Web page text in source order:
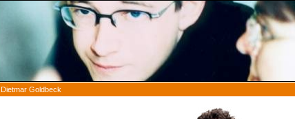
Dietmar Goldbeck